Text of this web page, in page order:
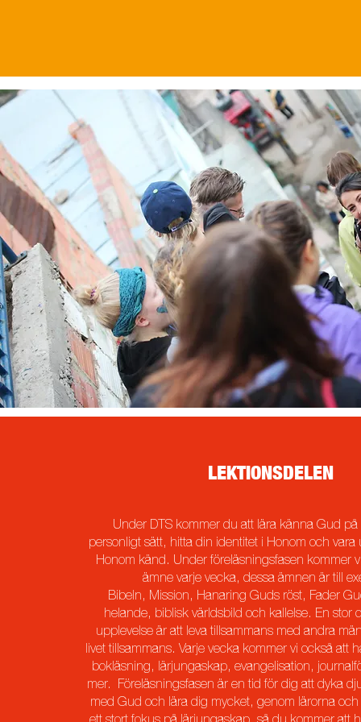
LEKTIONSDELEN
Under DTS kommer du att lära känna Gud på
personligt sätt, hitta din identitet i Honom och vara
Honom känd. Under föreläsningsfasen kommer
ämne varje vecka, dessa ämnen är till
Bibeln, Mission, Hanaring Guds röst, Fader
helande, biblisk världsbild och kallelse. En stor
upplevelse är att leva tillsammans med andra
livet tillsammans. Varje vecka kommer vi också att
bokläsning, lärjungaskap, evangelisation,
mer. Föreläsningsfasen är en tid för dig att dyka
med Gud och lära dig mycket, genom lärorna och